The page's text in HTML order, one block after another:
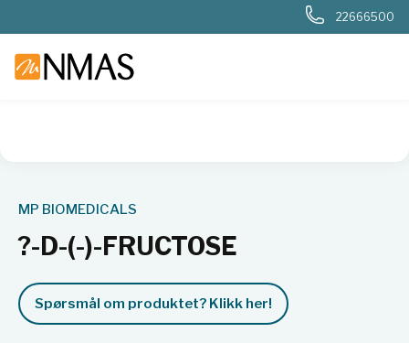
22666500
MP BIOMEDICALS
?-D-(-)-FRUCTOSE
Spørsmål om produktet? Klikk her!